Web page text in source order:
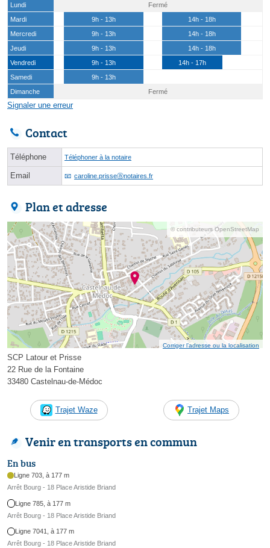
Lundi
Fermé
Mardi
9h - 13h
14h - 18h
Mercredi
9h - 13h
14h - 18h
Jeudi
9h - 13h
14h - 18h
Vendredi
9h - 13h
14h - 17h
Samedi
9h - 13h
Dimanche
Fermé
Signaler une erreur
Contact
Téléphone Téléphoner à la notaire
Email caroline.prisseⓐnotaires.fr
Plan et adresse
© contributeurs OpenStreetMap
Corriger l’adresse ou la localisation
SCP Latour et Prisse
22 Rue de la Fontaine
33480 Castelnau-de-Médoc
Trajet Waze Trajet Maps
Venir en transports en commun
En bus
Ligne 703, à 177 m
Arrêt Bourg - 18 Place Aristide Briand
Ligne 785, à 177 m
Arrêt Bourg - 18 Place Aristide Briand
Ligne 7041, à 177 m
Arrêt Bourg - 18 Place Aristide Briand